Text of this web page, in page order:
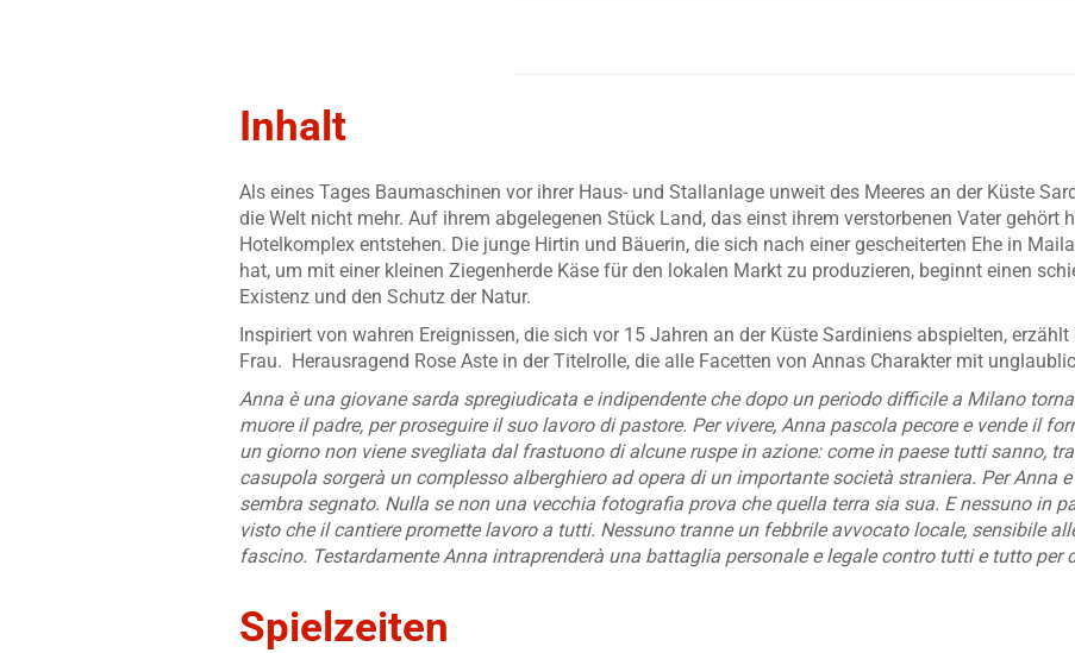
Inhalt
Als eines Tages Baumaschinen vor ihrer Haus- und Stallanlage unweit des Meeres an der Küste
die Welt nicht mehr. Auf ihrem abgelegenen Stück Land, das einst ihrem verstorbenen Vater gehört
Hotelkomplex entstehen. Die junge Hirtin und Bäuerin, die sich nach einer gescheiterten Ehe in
hat, um mit einer kleinen Ziegenherde Käse für den lokalen Markt zu produzieren, beginnt einen
Existenz und den Schutz der Natur.
Inspiriert von wahren Ereignissen, die sich vor 15 Jahren an der Küste Sardiniens abspielten,
Frau. Herausragend Rose Aste in der Titelrolle, die alle Facetten von Annas Charakter mit
Anna è una giovane sarda spregiudicata e indipendente che dopo un periodo difficile a Milano
muore il padre, per proseguire il suo lavoro di pastore. Per vivere, Anna pascola pecore e vende il
un giorno non viene svegliata dal frastuono di alcune ruspe in azione: come in paese tutti sanno,
casupola sorgerà un complesso alberghiero ad opera di un importante società straniera. Per Anna
sembra segnato. Nulla se non una vecchia fotografia prova che quella terra sia sua. E nessuno in
visto che il cantiere promette lavoro a tutti. Nessuno tranne un febbrile avvocato locale, sensibile
fascino. Testardamente Anna intraprenderà una battaglia personale e legale contro tutti e tutto per
Spielzeiten